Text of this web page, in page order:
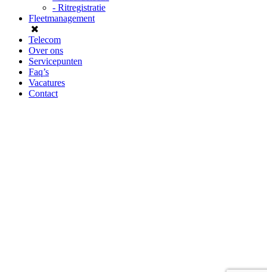
- Ritregistratie
Fleetmanagement
Telecom
Over ons
Servicepunten
Faq’s
Vacatures
Contact